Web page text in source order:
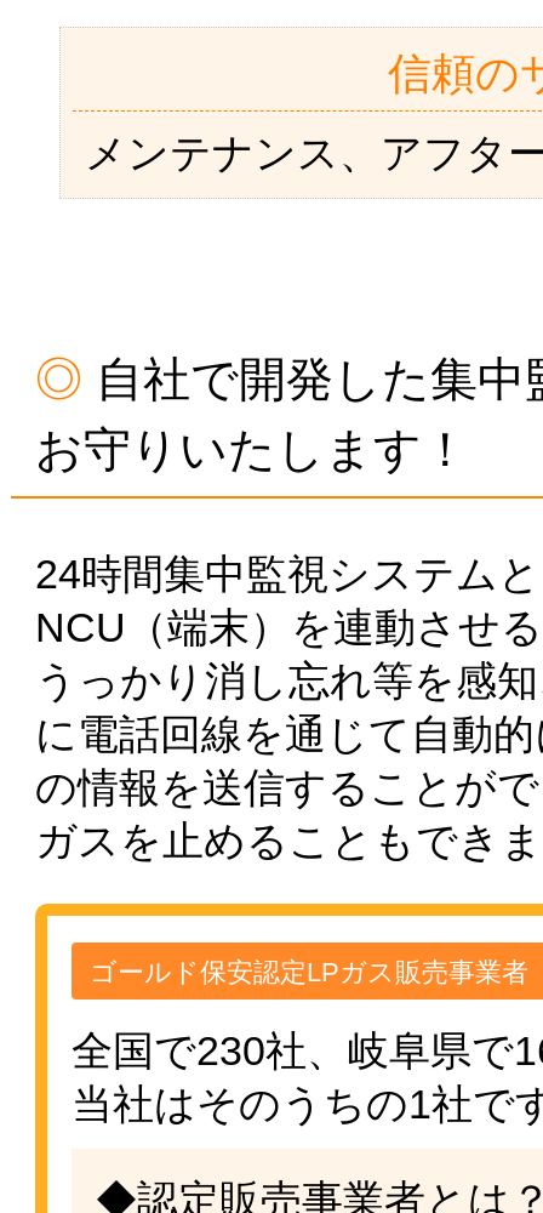
信頼の
メンテナンス、アフタ
自社で開発した集
お守りいたします！
24時間集中監視システム
NCU（端末）を連動させ
うっかり消し忘れ等を感
に電話回線を通じて自動
の情報を送信することが
ガスを止めることもでき
ゴールド保安認定LPガス販売事業者
全国で230社、岐阜県で
当社はそのうちの1社で
◆認定販売事業者とは